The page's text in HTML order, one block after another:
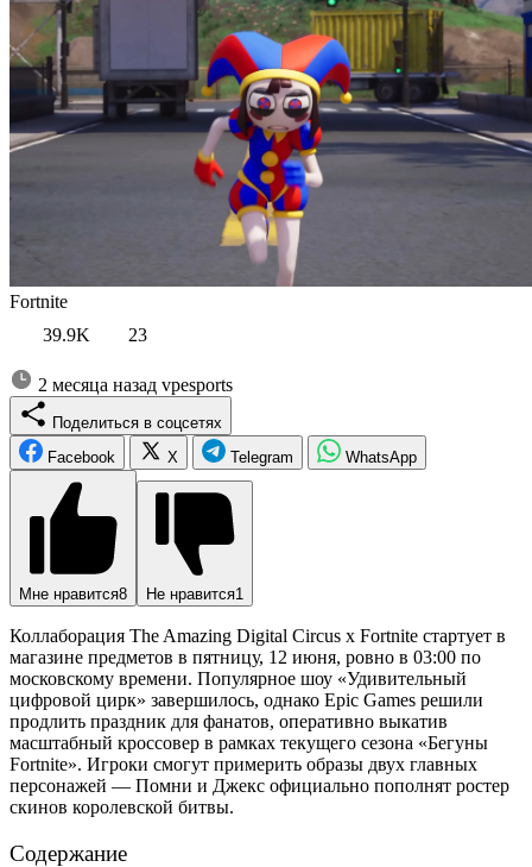
Fortnite
39.9K
23
2 месяца назад vpesports
Поделиться в соцсетях
Facebook
X Telegram WhatsApp
Мне нравится8 Не нравится1
Коллаборация The Amazing Digital Circus x Fortnite стартует в
магазине предметов в пятницу, 12 июня, ровно в 03:00 по
московскому времени. Популярное шоу «Удивительный
цифровой цирк» завершилось, однако Epic Games решили
продлить праздник для фанатов, оперативно выкатив
масштабный кроссовер в рамках текущего сезона «Бегуны
Fortnite». Игроки смогут примерить образы двух главных
персонажей — Помни и Джекс официально пополнят ростер
скинов королевской битвы.
Содержание